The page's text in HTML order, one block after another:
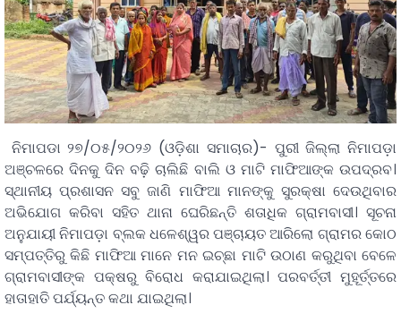
ନିମାପଡା ୨୭/୦୫/୨୦୨୬ (ଓଡ଼ିଶା ସମାଚାର)- ପୁରୀ ଜିଲ୍ଲା ନିମାପଡ଼ା
ଅଞ୍ଚଳରେ ଦିନକୁ ଦିନ ବଢ଼ି ଚାଲିଛି ବାଲି ଓ ମାଟି ମାଫିଆଙ୍କ ଉପଦ୍ରବ।
ସ୍ଥାନୀୟ ପ୍ରଶାସନ ସବୁ ଜାଣି ମାଫିଆ ମାନଙ୍କୁ ସୁରକ୍ଷା ଦେଉଥିବାର
ଅଭିଯୋଗ କରିବା ସହିତ ଥାନା ଘେରିଛନ୍ତି ଶତାଧିକ ଗ୍ରାମବାସୀ। ସୂଚନା
ଅନୁଯାୟୀ ନିମାପଡ଼ା ବ୍ଲକ ଧଳେଶ୍ୱର ପଞ୍ଚାୟତ ଆରିଲୋ ଗ୍ରାମର କୋଠ
ସମ୍ପତ୍ତିରୁ କିଛି ମାଫିଆ ମାନେ ମନ ଇଚ୍ଛା ମାଟି ଉଠାଣ କରୁଥିବା ବେଳେ
ଗ୍ରାମବାସୀଙ୍କ ପକ୍ଷରୁ ବିରୋଧ କରାଯାଇଥିଲା। ପରବର୍ତ୍ତୀ ମୁହୂର୍ତ୍ତରେ
ହାତାହାତି ପର୍ଯ୍ୟନ୍ତ କଥା ଯାଇଥିଲା।